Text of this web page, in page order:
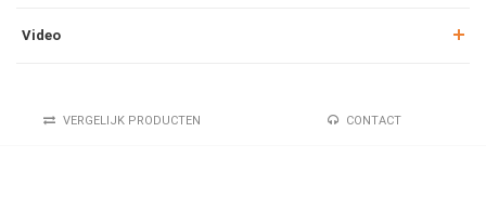
Video
VERGELIJK PRODUCTEN CONTACT